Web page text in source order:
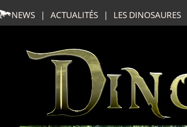
NEWS | ACTUALITÉS | LES DINOSAURES